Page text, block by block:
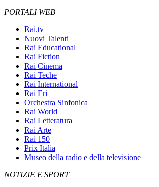
PORTALI WEB
Rai.tv
Nuovi Talenti
Rai Educational
Rai Fiction
Rai Cinema
Rai Teche
Rai International
Rai Eri
Orchestra Sinfonica
Rai World
Rai Letteratura
Rai Arte
Rai 150
Prix Italia
Museo della radio e della televisione
NOTIZIE E SPORT